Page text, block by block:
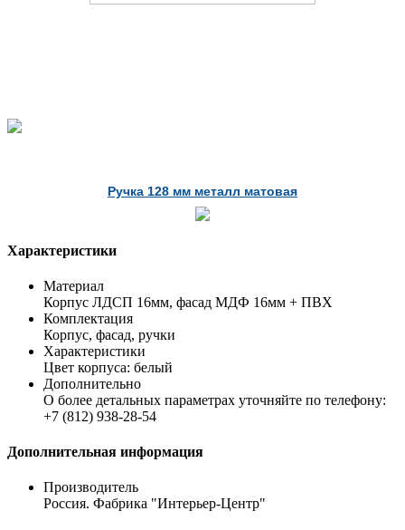
Ручка 128 мм металл матовая
Характеристики
Материал
Корпус ЛДСП 16мм, фасад МДФ 16мм + ПВХ
Комплектация
Корпус, фасад, ручки
Характеристики
Цвет корпуса: белый
Дополнительно
О более детальных параметрах уточняйте по телефону:
+7 (812) 938-28-54
Дополнительная информация
Производитель
Россия. Фабрика "Интерьер-Центр"